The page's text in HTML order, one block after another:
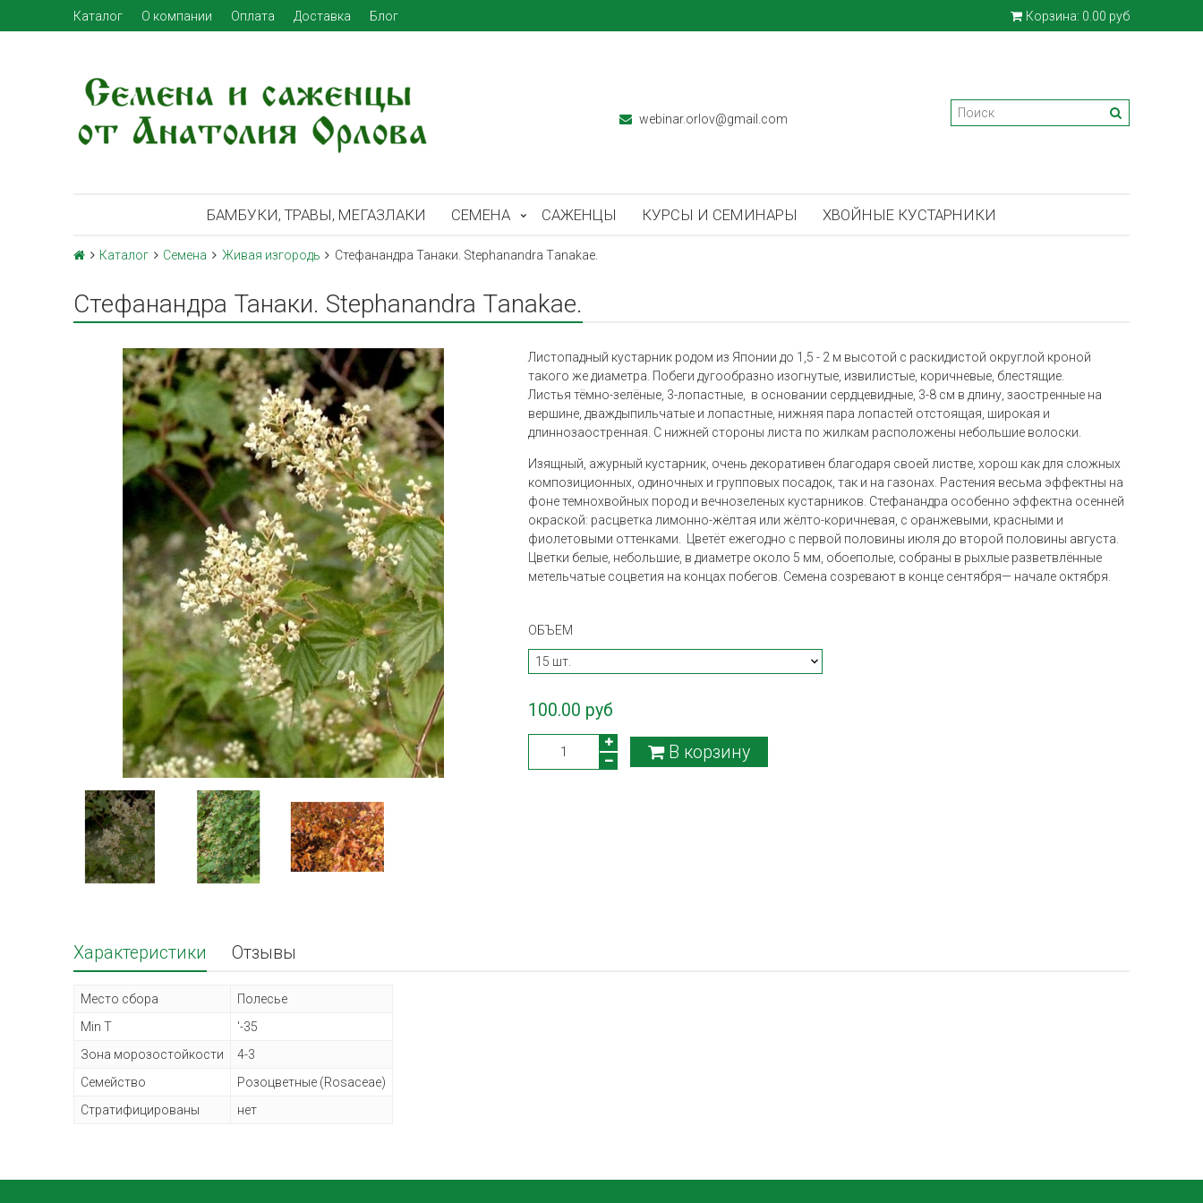
Каталог О компании Оплата Доставка Блог Корзина: 0.00 руб
webinar.orlov@gmail.com
БАМБУКИ, ТРАВЫ, МЕГАЗЛАКИ СЕМЕНА САЖЕНЦЫ КУРСЫ И СЕМИНАРЫ ХВОЙНЫЕ КУСТАРНИКИ
Каталог Семена Живая изгородь Стефанандра Танаки. Stephanandra Тanakae.
Стефанандра Танаки. Stephanandra Тanakae.
Листопадный кустарник родом из Японии до 1,5 - 2 м высотой с раскидистой округлой кроной
такого же диаметра. Побеги дугообразно изогнутые, извилистые, коричневые, блестящие.
Листьятёмно-зелёные, 3-лопастные, в основании сердцевидные, 3-8 см в длину, заостренные на
вершине, дваждыпильчатые и лопастные, нижняя пара лопастей отстоящая, широкая и
длиннозаостренная. С нижней стороны листа по жилкам расположены небольшие волоски.
Изящный, ажурный кустарник, очень декоративен благодаря своей листве, хорош как для сложных
композиционных, одиночных и групповых посадок, так и на газонах. Растения весьма эффектны на
фоне темнохвойных пород и вечнозеленых кустарников. Стефанандра особенно эффектна осенней
окраской: расцветка лимонно-жёлтая или жёлто-коричневая, с оранжевыми, красными и
фиолетовыми оттенками. Цветёт ежегодно с первой половины июля до второй половины августа.
Цветки белые, небольшие, в диаметре около 5 мм, обоеполые, собраны в рыхлые разветвлённые
метельчатые соцветия на концах побегов. Семена созревают в конце сентября— начале октября.
ОБЪЕМ
100.00 руб
В корзину
Характеристики Отзывы
Место сбора
Полесье
Min T
'-35
Зона морозостойкости
4-3
Семейство
Розоцветные (Rosaceae)
Стратифицированы
нет